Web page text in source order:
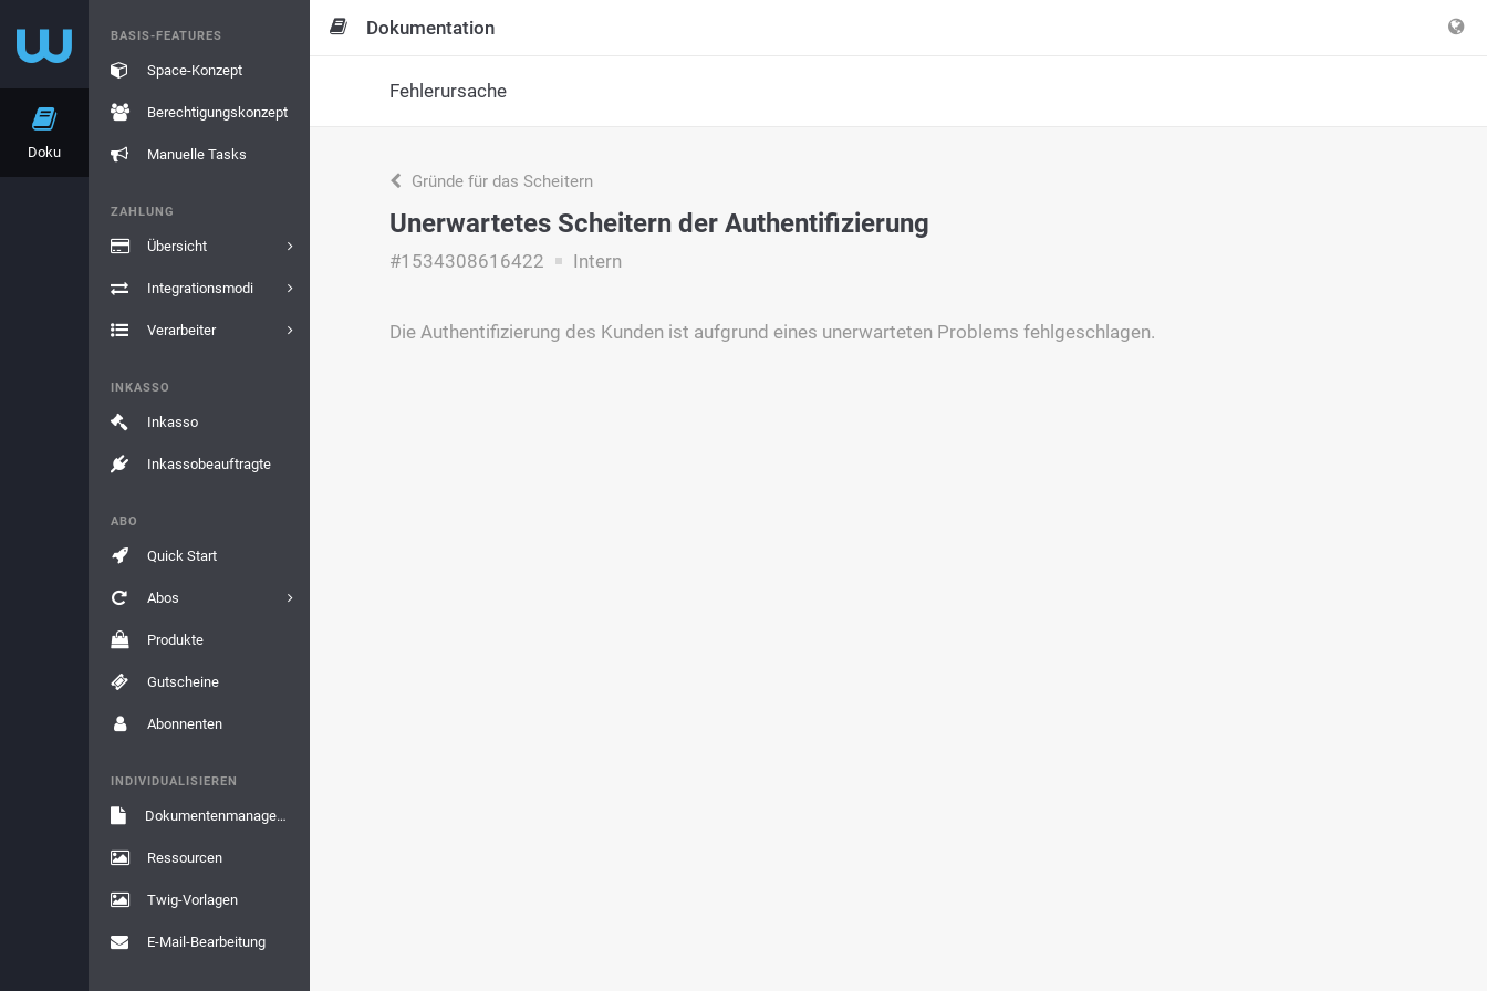
Doku
BASIS-FEATURES
Space-Konzept
Berechtigungskonzept
Manuelle Tasks
ZAHLUNG
Übersicht
Integrationsmodi
Verarbeiter
INKASSO
Inkasso
Inkassobeauftragte
ABO
Quick Start
Abos
Produkte
Gutscheine
Abonnenten
INDIVIDUALISIEREN
Dokumentenmanagement
Ressourcen
Twig-Vorlagen
E-Mail-Bearbeitung
Dokumentation
Fehlerursache
Gründe für das Scheitern
Unerwartetes Scheitern der Authentifizierung
#1534308616422 Intern
Die Authentifizierung des Kunden ist aufgrund eines unerwarteten Problems fehlgeschlagen.